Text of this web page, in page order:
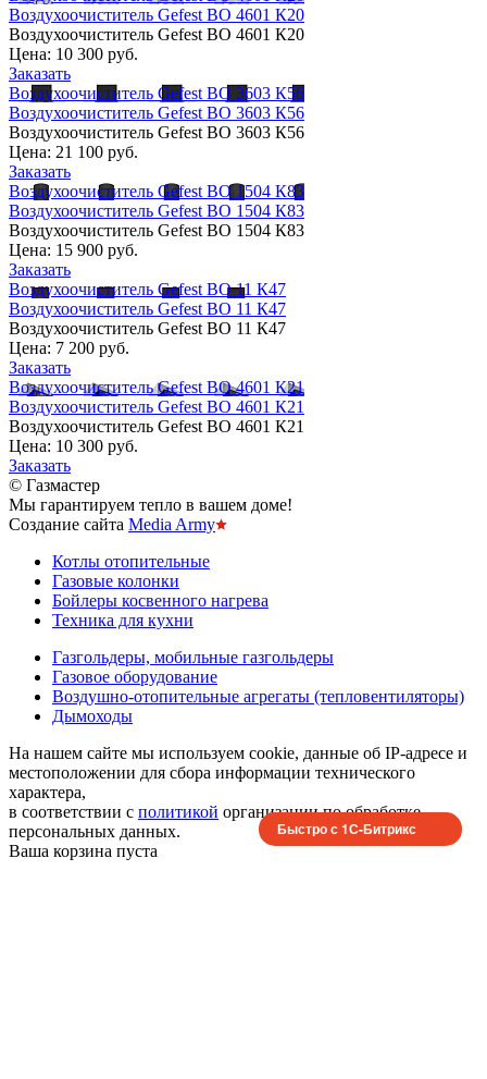
Воздухоочиститель Gefest ВО 4601 К20
Воздухоочиститель Gefest ВО 4601 К20
Цена: 10 300 руб.
Заказать
Воздухоочиститель Gefest ВО 3603 К56
Воздухоочиститель Gefest ВО 3603 К56
Воздухоочиститель Gefest ВО 3603 К56
Цена: 21 100 руб.
Заказать
Воздухоочиститель Gefest ВО 1504 К83
Воздухоочиститель Gefest ВО 1504 К83
Воздухоочиститель Gefest ВО 1504 К83
Цена: 15 900 руб.
Заказать
Воздухоочиститель Gefest ВО 11 К47
Воздухоочиститель Gefest ВО 11 К47
Воздухоочиститель Gefest ВО 11 К47
Цена: 7 200 руб.
Заказать
Воздухоочиститель Gefest ВО 4601 К21
Воздухоочиститель Gefest ВО 4601 К21
Воздухоочиститель Gefest ВО 4601 К21
Цена: 10 300 руб.
Заказать
© Газмастер
Мы гарантируем тепло в вашем доме!
Создание сайта Media Army
Котлы отопительные
Газовые колонки
Бойлеры косвенного нагрева
Техника для кухни
Газгольдеры, мобильные газгольдеры
Газовое оборудование
Воздушно-отопительные агрегаты (тепловентиляторы)
Дымоходы
На нашем сайте мы используем cookie, данные об IP-адресе и
местоположении для сбора информации технического
характера,
в соответствии с политикой организации по обработке
персональных данных.
Ваша корзина пуста
Быстро с 1С-Битрикс